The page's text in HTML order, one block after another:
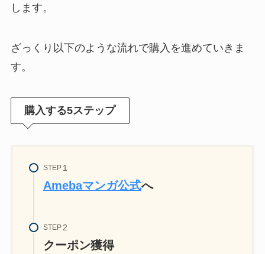
します。
ざっくり以下のような流れで購入を進めていきま
す。
購入する5ステップ
STEP
Amebaマンガ公式へ
STEP
クーポン獲得